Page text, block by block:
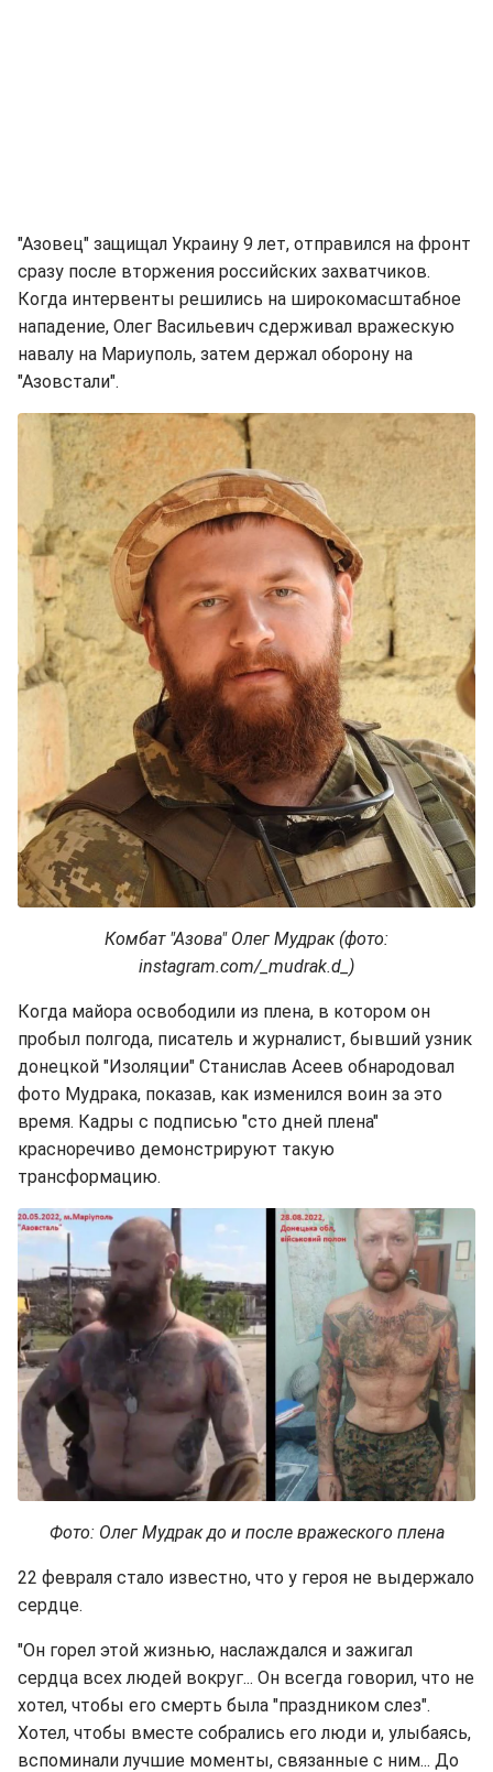
"Азовец" защищал Украину 9 лет, отправился на фронт
сразу после вторжения российских захватчиков.
Когда интервенты решились на широкомасштабное
нападение, Олег Васильевич сдерживал вражескую
навалу на Мариуполь, затем держал оборону на
"Азовстали".
Комбат "Азова" Олег Мудрак (фото:
instagram.com/_mudrak.d_)
Когда майора освободили из плена, в котором он
пробыл полгода, писатель и журналист, бывший узник
донецкой "Изоляции" Станислав Асеев обнародовал
фото Мудрака, показав, как изменился воин за это
время. Кадры с подписью "сто дней плена"
красноречиво демонстрируют такую
трансформацию.
Фото: Олег Мудрак до и после вражеского плена
22 февраля стало известно, что у героя не выдержало
сердце.
"Он горел этой жизнью, наслаждался и зажигал
сердца всех людей вокруг... Он всегда говорил, что не
хотел, чтобы его смерть была "праздником слез".
Хотел, чтобы вместе собрались его люди и, улыбаясь,
вспоминали лучшие моменты, связанные с ним... До